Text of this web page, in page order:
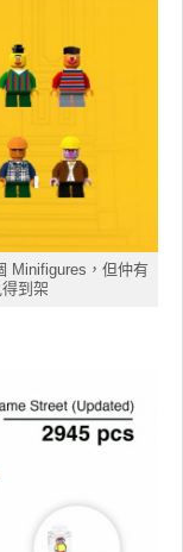
Minifigures，但仲有
得到架